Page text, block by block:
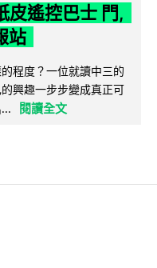
皮遙控巴士 門,
站
程度？一位就讀中三的
興趣一步步變成真正可
閱讀全文